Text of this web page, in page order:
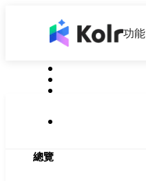
功能
總覽